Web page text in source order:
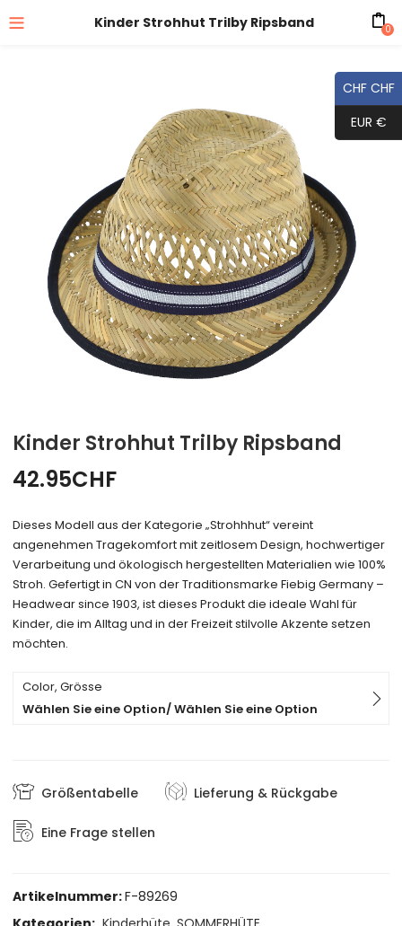
Kinder Strohhut Trilby Ripsband 0
Kinder Strohhut Trilby Ripsband
42.95CHF
Dieses Modell aus der Kategorie „Strohhhut“ vereint
angenehmen Tragekomfort mit zeitlosem Design, hochwertiger
Verarbeitung und ökologisch hergestellten Materialien wie 100%
Stroh. Gefertigt in CN von der Traditionsmarke Fiebig Germany –
Headwear since 1903, ist dieses Produkt die ideale Wahl für
Kinder, die im Alltag und in der Freizeit stilvolle Akzente setzen
möchten.
Color, Grösse
Wählen Sie eine Option/ Wählen Sie eine Option
Größentabelle Lieferung & Rückgabe
Eine Frage stellen
Artikelnummer:F-89269
CHF CHF
EUR €